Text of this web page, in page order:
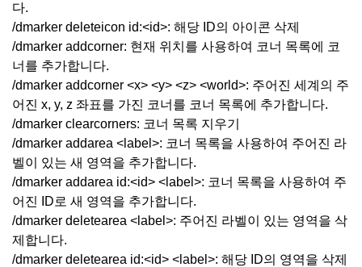
다.
/dmarker deleteicon id:<id>: 해당 ID의 아이콘 삭제
/dmarker addcorner: 현재 위치를 사용하여 코너 목록에 코
너를 추가합니다.
/dmarker addcorner <x> <y> <z> <world>: 주어진 세계의 주
어진 x, y, z 좌표를 가진 코너를 코너 목록에 추가합니다.
/dmarker clearcorners: 코너 목록 지우기
/dmarker addarea <label>: 코너 목록을 사용하여 주어진 라
벨이 있는 새 영역을 추가합니다.
/dmarker addarea id:<id> <label>: 코너 목록을 사용하여 주
어진 ID로 새 영역을 추가합니다.
/dmarker deletearea <label>: 주어진 라벨이 있는 영역을 삭
제합니다.
/dmarker deletearea id:<id> <label>: 해당 ID의 영역을 삭제